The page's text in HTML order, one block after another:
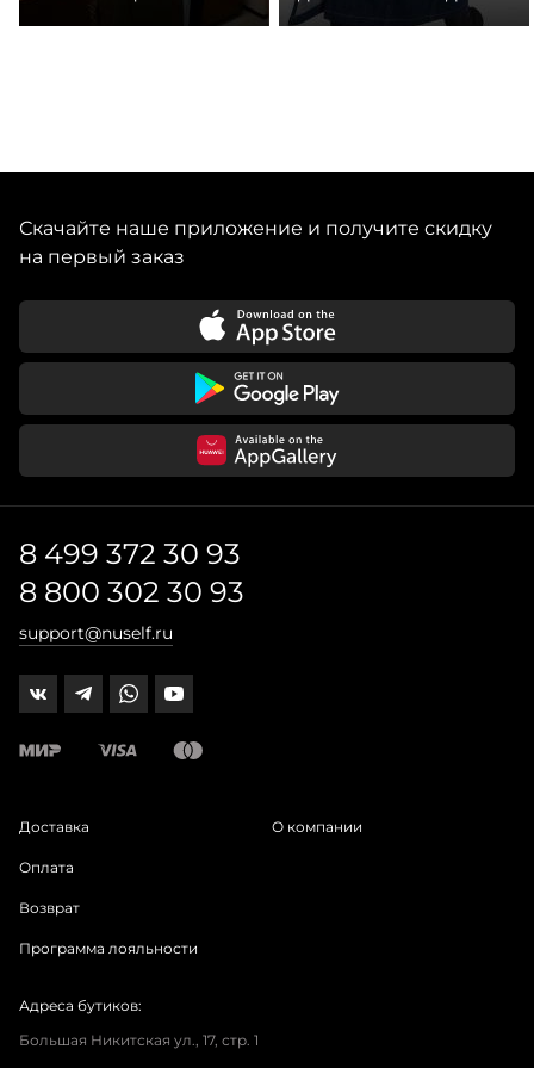
Скачайте наше приложение и получите скидку
на первый заказ
8 499 372 30 93
8 800 302 30 93
support@nuself.ru
Доставка
Оплата
Возврат
Программа лояльности
О компании
Адреса бутиков:
Большая Никитская ул., 17, стр. 1